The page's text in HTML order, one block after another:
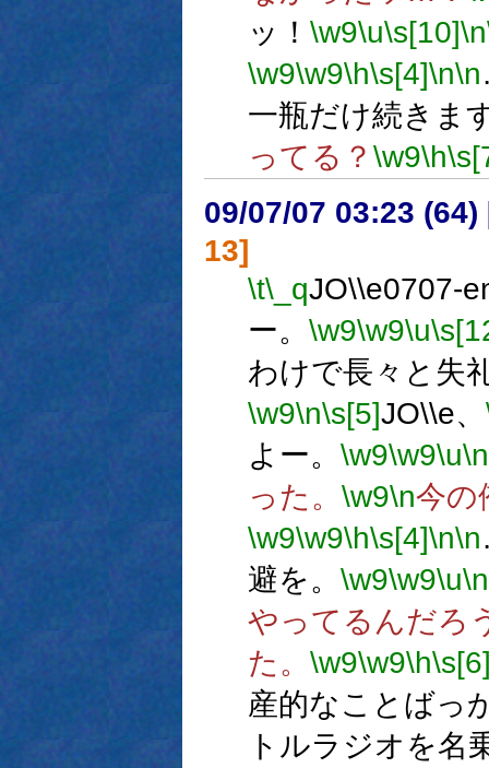
ッ！ \w9\u\s[10]\n
\w9\w9\h\s[4]\n\n
一瓶だけ続きま
ってる？ \w9\h
09/07/07 03:23 (64)
13]
\t\_qJO\\e0707-
ー。 \w9\w9\u
わけで長々と失
\w9\n\s[5]JO\\e、
よー。 \w9\w9\u\n
った。 \w9\n今の
\w9\w9\h\s[4]\n\n
避を。 \w9\w9\u\n
やってるんだろ
た。 \w9\w9\h
産的なことばっ
トルラジオを名